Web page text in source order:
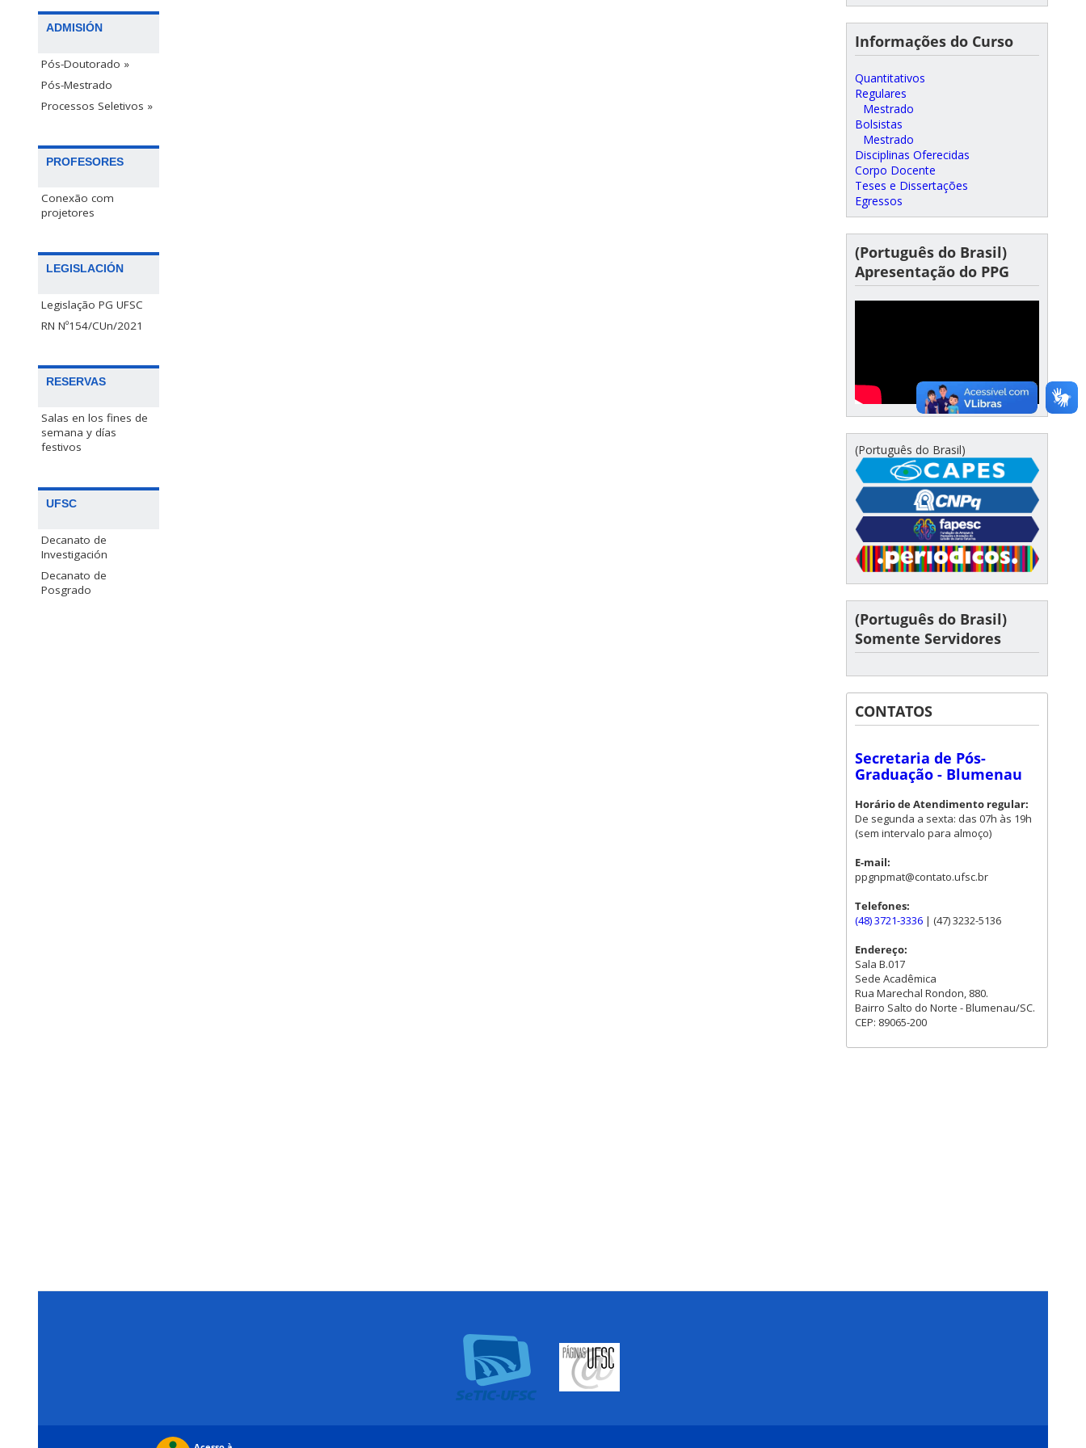
ADMISIÓN
Pós-Doutorado »
Pós-Mestrado
Processos Seletivos »
PROFESORES
Conexão com
projetores
LEGISLACIÓN
Legislação PG UFSC
RN Nº154/CUn/2021
RESERVAS
Salas en los fines de
semana y días
festivos
UFSC
Decanato de
Investigación
Decanato de
Posgrado
Informações do Curso
Quantitativos
Regulares
Mestrado
Bolsistas
Mestrado
Disciplinas Oferecidas
Corpo Docente
Teses e Dissertações
Egressos
(Português do Brasil)
Apresentação do PPG
(Português do Brasil)
(Português do Brasil)
Somente Servidores
CONTATOS
Secretaria de Pós-
Graduação - Blumenau
Horário de Atendimento regular:
De segunda a sexta: das 07h às 19h
(sem intervalo para almoço)
E-mail:
ppgnpmat@contato.ufsc.br
Telefones:
(48) 3721-3336 | (47) 3232-5136
Endereço:
Sala B.017
Sede Acadêmica
Rua Marechal Rondon, 880.
Bairro Salto do Norte - Blumenau/SC.
CEP: 89065-200